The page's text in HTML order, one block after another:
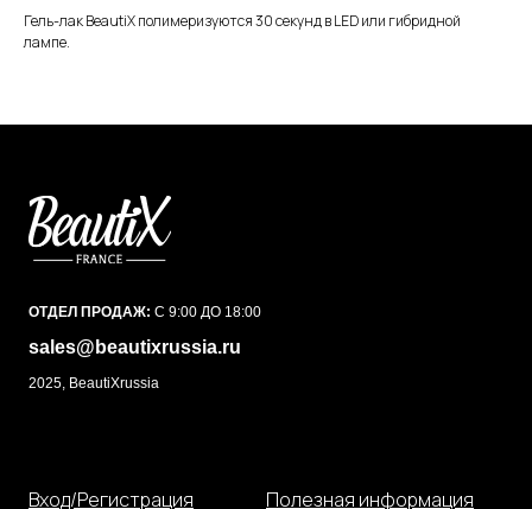
Гель-лак BeautiX полимеризуются 30 секунд в LED или гибридной
лампе.
ОТДЕЛ ПРОДАЖ: С 9:00 ДО 18:00
sales@beautixrussia.ru
2025, BeautiXrussia
Вход/Регистрация Полезная информация